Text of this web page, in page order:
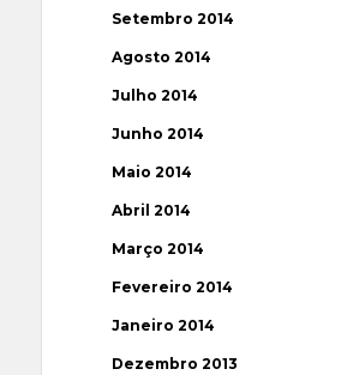
Setembro 2014
Agosto 2014
Julho 2014
Junho 2014
Maio 2014
Abril 2014
Março 2014
Fevereiro 2014
Janeiro 2014
Dezembro 2013